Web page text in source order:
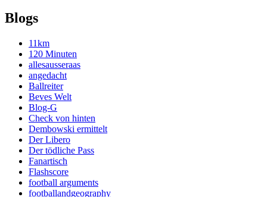
Blogs
11km
120 Minuten
allesausseraas
angedacht
Ballreiter
Beves Welt
Blog-G
Check von hinten
Dembowski ermittelt
Der Libero
Der tödliche Pass
Fanartisch
Flashscore
football arguments
footballandgeography